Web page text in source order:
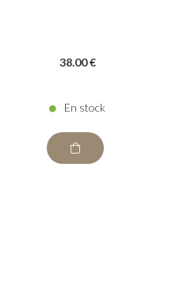
38.00 €
En stock